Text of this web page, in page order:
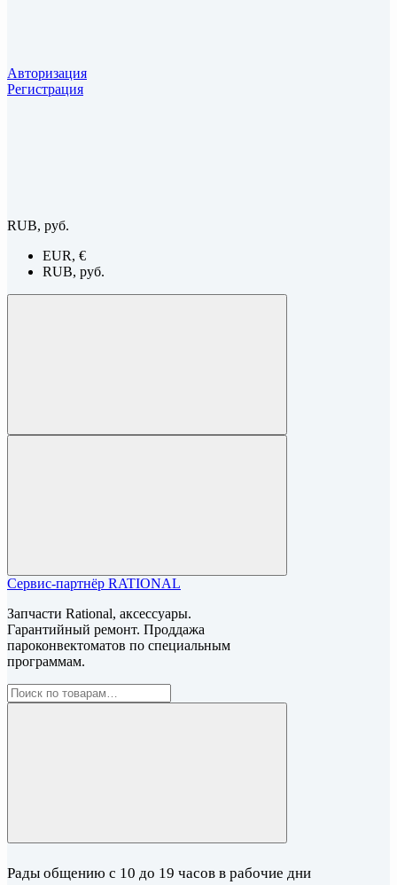
Авторизация
Регистрация
RUB, руб.
EUR, €
RUB, руб.
Сервис-партнёр RATIONAL
Запчасти Rational, аксессуары.
Гарантийный ремонт. Проддажа
пароконвектоматов по специальным
программам.
Рады общению с 10 до 19 часов в рабочие дни